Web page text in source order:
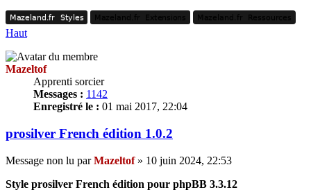
Mazeland.fr
Mazeland.fr Styles
Styles Mazeland.fr
Mazeland.fr Extensions
Extensions Mazeland.fr
Mazeland.fr Ressources
Ressources
Haut
Mazeltof
Apprenti sorcier
Messages : 1142
Enregistré le : 01 mai 2017, 22:04
prosilver French édition 1.0.2
Message non lu parMazeltof» 10 juin 2024, 22:53
Style prosilver French édition pour phpBB 3.3.12